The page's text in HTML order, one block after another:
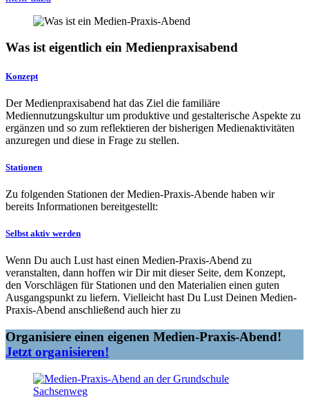
Was ist eigentlich ein Medienpraxisabend
Konzept
Der Medienpraxisabend hat das Ziel die familiäre
Mediennutzungskultur um produktive und gestalterische Aspekte zu
ergänzen und so zum reflektieren der bisherigen Medienaktivitäten
anzuregen und diese in Frage zu stellen.
Stationen
Zu folgenden Stationen der Medien-Praxis-Abende haben wir
bereits Informationen bereitgestellt:
Selbst aktiv werden
Wenn Du auch Lust hast einen Medien-Praxis-Abend zu
veranstalten, dann hoffen wir Dir mit dieser Seite, dem Konzept,
den Vorschlägen für Stationen und den Materialien einen guten
Ausgangspunkt zu liefern. Vielleicht hast Du Lust Deinen Medien-
Praxis-Abend anschließend auch hier zu
Organisiere einen eigenen Medien-Praxis-Abend!
Jetzt organisieren!